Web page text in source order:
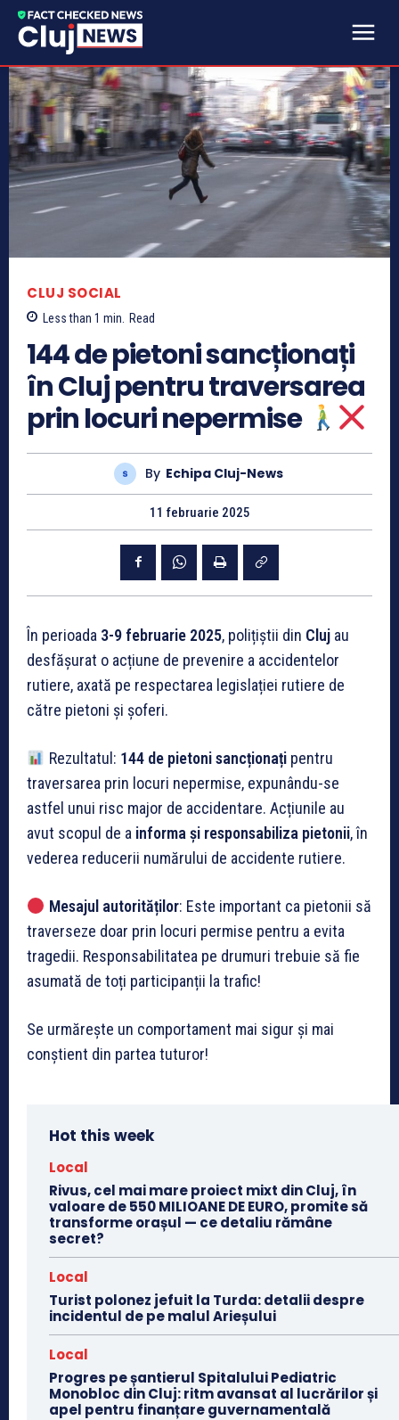
CLUJ SOCIAL
Less than 1 min. Read
144 de pietoni sancționați
în Cluj pentru traversarea
prin locuri nepermise
By Echipa Cluj-News
11 februarie 2025
În perioada 3-9 februarie 2025, polițiștii din Cluj au
desfășurat o acțiune de prevenire a accidentelor
rutiere, axată pe respectarea legislației rutiere de
către pietoni și șoferi.
Rezultatul: 144 de pietoni sancționațipentru
traversarea prin locuri nepermise, expunându-se
astfel unui risc major de accidentare. Acțiunile au
avut scopul de a informa și responsabiliza pietonii, în
vederea reducerii numărului de accidente rutiere.
Mesajul autorităților: Este important ca pietonii să
traverseze doar prin locuri permise pentru a evita
tragedii. Responsabilitatea pe drumuri trebuie să fie
asumată de toți participanții la trafic!
Se urmărește un comportament mai sigur și mai
conștient din partea tuturor!
Hot this week
Local
Rivus, cel mai mare proiect mixt din Cluj, în
valoare de 550 MILIOANE DE EURO, promite să
transforme orașul — ce detaliu rămâne
secret?
Local
Turist polonez jefuit la Turda: detalii despre
incidentul de pe malul Arieșului
Local
Progres pe șantierul Spitalului Pediatric
Monobloc din Cluj: ritm avansat al lucrărilor și
apel pentru finanțare guvernamentală